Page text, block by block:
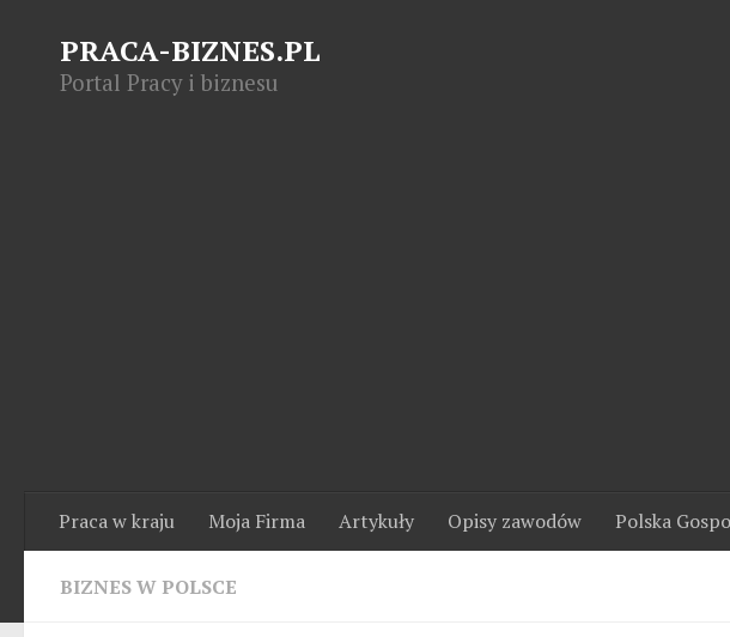
PRACA-BIZNES.PL
Portal Pracy i biznesu
Praca w kraju Moja Firma Artykuły Opisy zawodów Polska
BIZNES W POLSCE